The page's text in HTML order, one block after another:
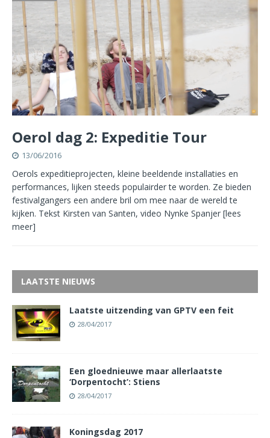
Oerol dag 2: Expeditie Tour
13/06/2016
Oerols expeditieprojecten, kleine beeldende installaties en
performances, lijken steeds populairder te worden. Ze bieden
festivalgangers een andere bril om mee naar de wereld te
kijken. Tekst Kirsten van Santen, video Nynke Spanjer [lees
meer]
LAATSTE NIEUWS
Laatste uitzending van GPTV een feit
28/04/2017
Een gloednieuwe maar allerlaatste
‘Dorpentocht’: Stiens
28/04/2017
Koningsdag 2017